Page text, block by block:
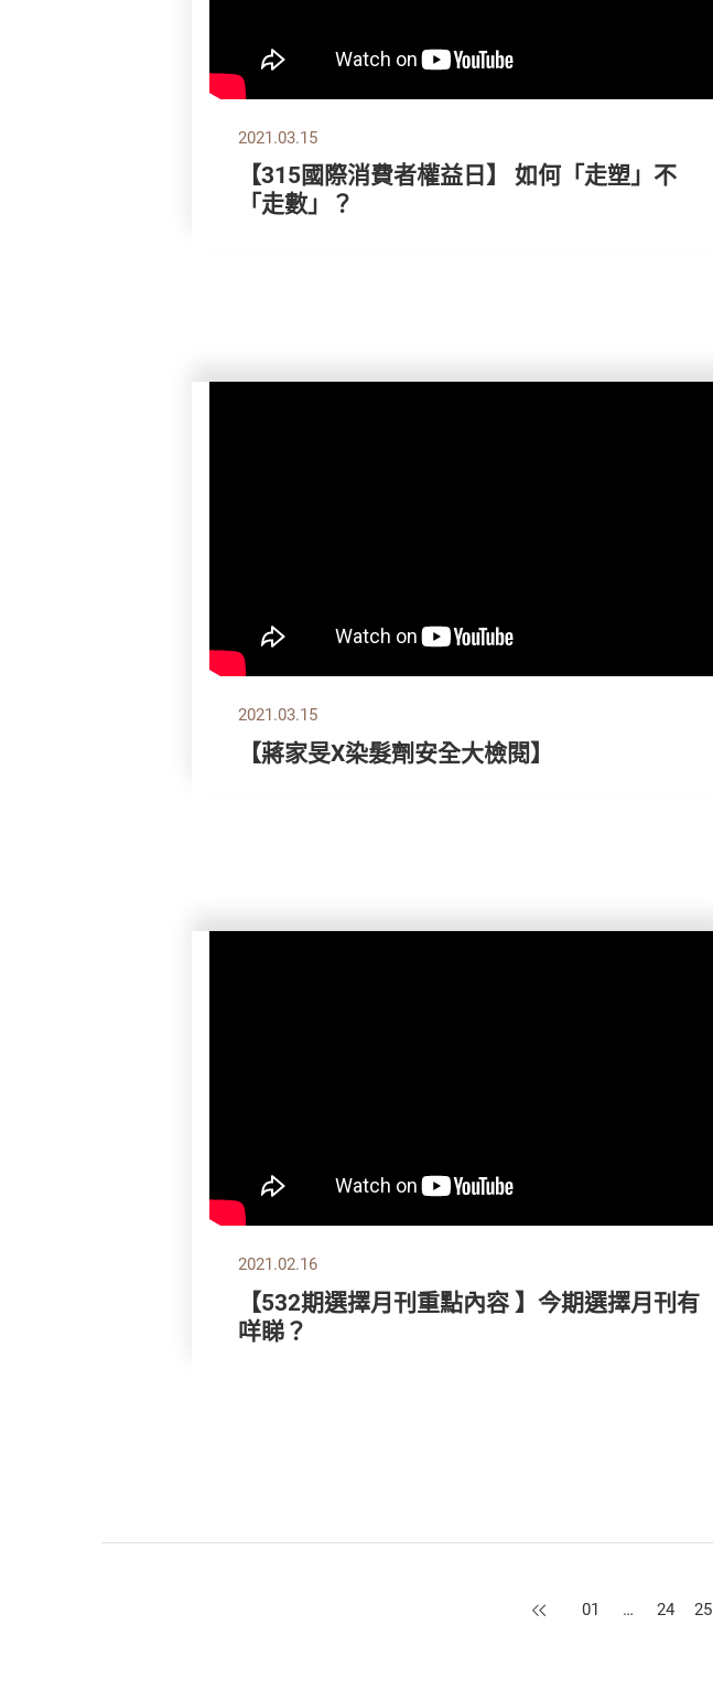
2021.03.15
【315國際消費者權益日】 如何「走塑」不
「走數」？
2021.03.15
【蔣家旻X染髮劑安全大檢閱】
2021.02.16
【532期選擇月刊重點內容 】今期選擇月刊有
咩睇？
上一頁
01 … 24 25